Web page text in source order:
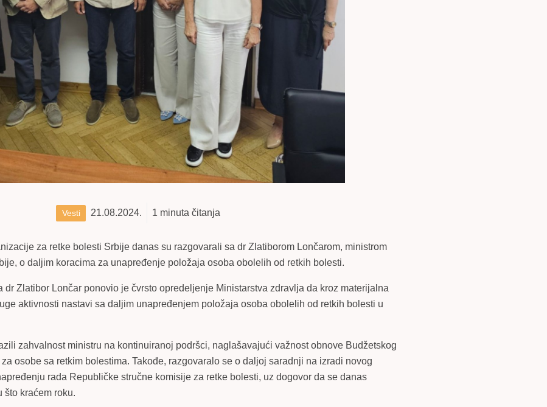
Vesti 21.08.2024. 1 minuta čitanja
za retke bolesti Srbije danas su razgovarali sa dr Zlatiborom Lončarom, ministrom
o daljim koracima za unapređenje položaja osoba obolelih od retkih bolesti.
dr Zlatibor Lončar ponovio je čvrsto opredeljenje Ministarstva zdravlja da kroz materijalna
aktivnosti nastavi sa daljim unapređenjem položaja osoba obolelih od retkih bolesti u
zahvalnost ministru na kontinuiranoj podršci, naglašavajući važnost obnove Budžetskog
osobe sa retkim bolestima. Takođe, razgovaralo se o daljoj saradnji na izradi novog
rada Republičke stručne komisije za retke bolesti, uz dogovor da se danas
što kraćem roku.